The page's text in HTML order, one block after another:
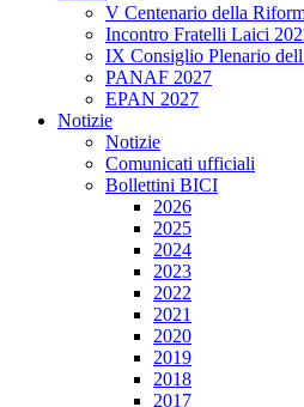
V Centenario della
Incontro Fratelli Laici
IX Consiglio Plenario
PANAF 2027
EPAN 2027
Notizie
Notizie
Comunicati ufficiali
Bollettini BICI
2026
2025
2024
2023
2022
2021
2020
2019
2018
2017